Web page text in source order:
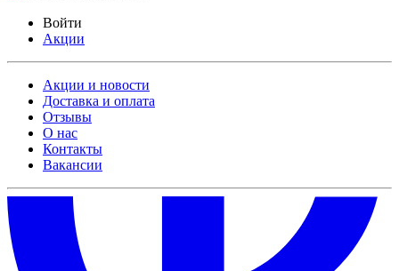
Войти
Акции
Акции и новости
Доставка и оплата
Отзывы
О нас
Контакты
Вакансии